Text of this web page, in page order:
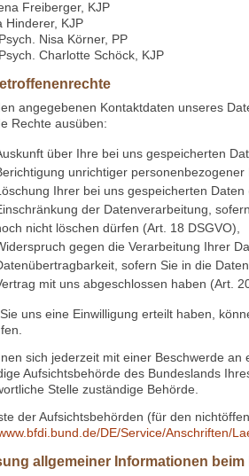
31
0711 / 263 44 33
0711 / 263 44 35
info@stuttgarter-institut.de
Heike Bahnmüller, PP
Freiberger, KJP
Hinderer, KJP
Nisa Körner, PP
Charlotte Schöck, KJP
angegebenen Kontaktdaten unseres
Rechte ausüben:
über Ihre bei uns gespeicherten
Ihrer bei uns gespeicherten Daten
der Datenverarbeitung,
nicht löschen dürfen (Art. 18 DSGVO),
gegen die Verarbeitung Ihrer
sofern Sie in die
mit uns abgeschlossen haben (Art. 20
uns eine Einwilligung erteilt haben,